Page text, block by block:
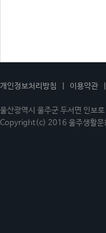
개인정보처리방침 이용약관
울산광역시 울주군 두서면 인
Copyright(c) 2016 울주생활